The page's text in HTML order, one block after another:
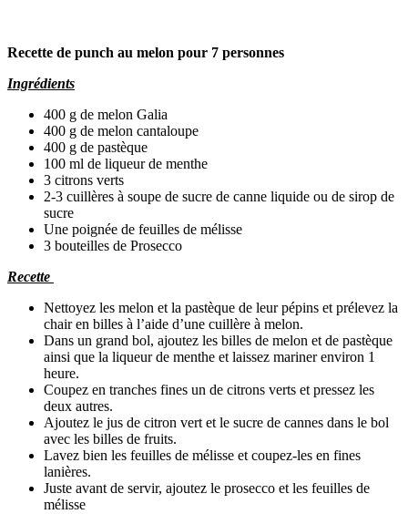
Recette de punch au melon pour 7 personnes
Ingrédients
400 g de melon Galia
400 g de melon cantaloupe
400 g de pastèque
100 ml de liqueur de menthe
3 citrons verts
2-3 cuillères à soupe de sucre de canne liquide ou de sirop de
sucre
Une poignée de feuilles de mélisse
3 bouteilles de Prosecco
Recette
Nettoyez les melon et la pastèque de leur pépins et prélevez la
chair en billes à l’aide d’une cuillère à melon.
Dans un grand bol, ajoutez les billes de melon et de pastèque
ainsi que la liqueur de menthe et laissez mariner environ 1
heure.
Coupez en tranches fines un de citrons verts et pressez les
deux autres.
Ajoutez le jus de citron vert et le sucre de cannes dans le bol
avec les billes de fruits.
Lavez bien les feuilles de mélisse et coupez-les en fines
lanières.
Juste avant de servir, ajoutez le prosecco et les feuilles de
mélisse